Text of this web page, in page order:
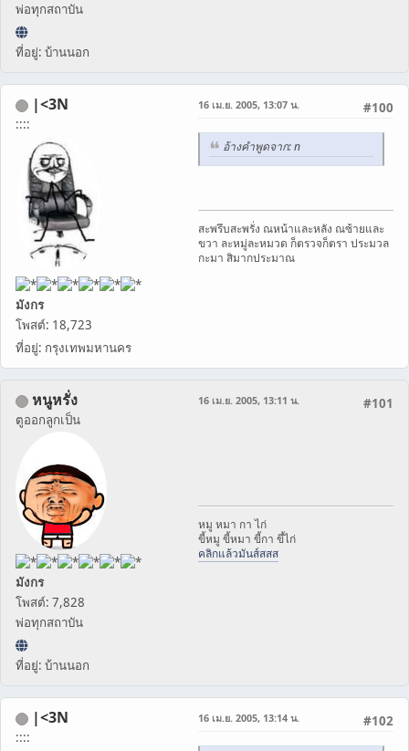
พ่อทุกสถาบัน
ที่อยู่: บ้านนอก
|<3N
::::
มังกร
โพสต์: 18,723
ที่อยู่: กรุงเทพมหานคร
#100
16 เม.ย. 2005, 13:07 น.
อ้างคำพูดจาก: n
สะพรึบสะพรั่ง ณหน้าและหลัง ณซ้ายและ
ขวา ละหมู่ละหมวด ก็ตรวจก็ตรา ประมวล
กะมา สิมากประมาณ
หนูหรั่ง
ตูออกลูกเป็น
มังกร
โพสต์: 7,828
พ่อทุกสถาบัน
ที่อยู่: บ้านนอก
#101
16 เม.ย. 2005, 13:11 น.
หมู หมา กา ไก่
ขี้หมู ขี้หมา ขี้กา ขึ้ไก่
คลิกแล้วมันส์สสส
|<3N
::::
#102
16 เม.ย. 2005, 13:14 น.